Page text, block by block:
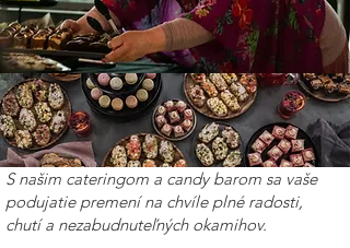
S našim cateringom a candy barom sa vaše
podujatie premení na chvíle plné radosti,
chutí a nezabudnuteľných okamihov.